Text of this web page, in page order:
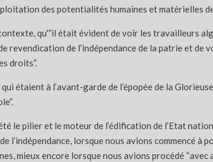
des potentialités humaines et matérielles
qu'”il était évident de voir les travailleurs
revendication de l’indépendance de la patrie et
droits”.
étaient à l’avant-garde de l’épopée de la
le pilier et le moteur de l’édification de l’Etat
l’indépendance, lorsque nous avions commencé
mieux encore lorsque nous avions procédé